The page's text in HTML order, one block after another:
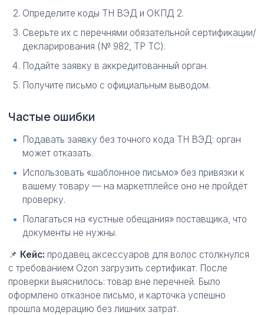
Определите коды ТН ВЭД и ОКПД 2.
Сверьте их с перечнями обязательной сертификации/
декларирования (№ 982, ТР ТС).
Подайте заявку в аккредитованный орган.
Получите письмо с официальным выводом.
Частые ошибки
Подавать заявку без точного кода ТН ВЭД: орган
может отказать.
Использовать «шаблонное письмо» без привязки к
вашему товару — на маркетплейсе оно не пройдёт
проверку.
Полагаться на «устные обещания» поставщика, что
документы не нужны.
📌 Кейс: продавец аксессуаров для волос столкнулся
с требованием Ozon загрузить сертификат. После
проверки выяснилось: товар вне перечней. Было
оформлено отказное письмо, и карточка успешно
прошла модерацию без лишних затрат.